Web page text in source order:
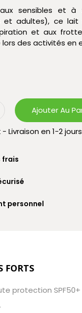
sensibles et
et adultes), ce lait
et aux
des activités en
Ajouter Au
- Livraison en 1-2
frais
personnel
FORTS
protection